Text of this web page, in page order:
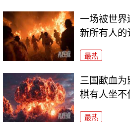
一场被世界
新所有人的
最热
三国歃血为
棋有人坐不
最热